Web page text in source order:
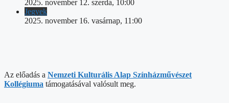
2025. november 12. szerda, 10:00
Jegyek
2025. november 16. vasárnap, 11:00
Az előadás a Nemzeti Kulturális Alap Színházművészet
Kollégiuma támogatásával valósult meg.